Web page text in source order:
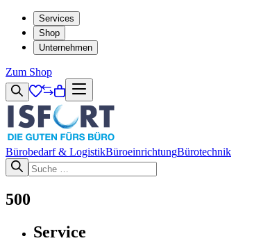
Services
Shop
Unternehmen
Zum Shop
Bürobedarf & LogistikBüroeinrichtungBürotechnik
500
Service